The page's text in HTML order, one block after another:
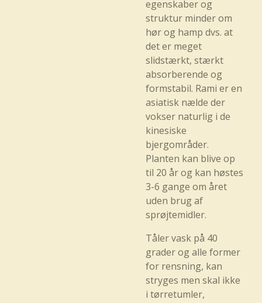
egenskaber og
struktur minder om
hør og hamp dvs. at
det er meget
slidstærkt, stærkt
absorberende og
formstabil. Rami er en
asiatisk nælde der
vokser naturlig i de
kinesiske
bjergområder.
Planten kan blive op
til 20 år og kan høstes
3-6 gange om året
uden brug af
sprøjtemidler.
Tåler vask på 40
grader og alle former
for rensning, kan
stryges men skal ikke
i tørretumler,